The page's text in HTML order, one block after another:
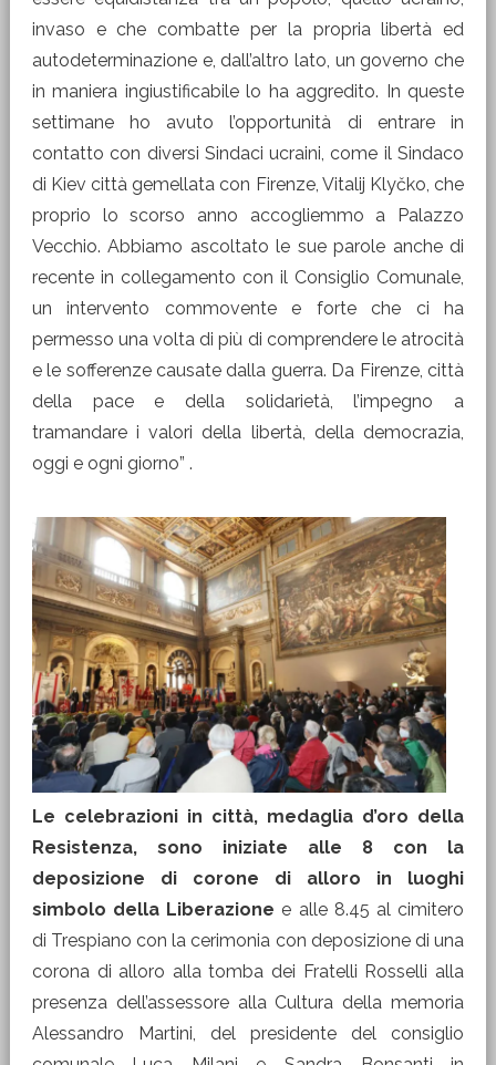
invaso e che combatte per la propria libertà ed
autodeterminazione e, dall’altro lato, un governo che
in maniera ingiustificabile lo ha aggredito. In queste
settimane ho avuto l’opportunità di entrare in
contatto con diversi Sindaci ucraini, come il Sindaco
di Kiev città gemellata con Firenze, Vitalij Klyčko, che
proprio lo scorso anno accogliemmo a Palazzo
Vecchio. Abbiamo ascoltato le sue parole anche di
recente in collegamento con il Consiglio Comunale,
un intervento commovente e forte che ci ha
permesso una volta di più di comprendere le atrocità
e le sofferenze causate dalla guerra. Da Firenze, città
della pace e della solidarietà, l’impegno a
tramandare i valori della libertà, della democrazia,
oggi e ogni giorno” .
Le celebrazioni in città, medaglia d’oro della
Resistenza, sono iniziate alle 8 con la
deposizione di corone di alloro in luoghi
simbolo della Liberazione e alle 8.45 al cimitero
di Trespiano con la cerimonia con deposizione di una
corona di alloro alla tomba dei Fratelli Rosselli alla
presenza dell’assessore alla Cultura della memoria
Alessandro Martini, del presidente del consiglio